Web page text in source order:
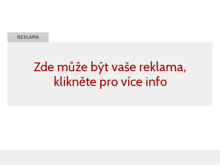
REKLAMA
Zde může být vaše reklama,
klikněte pro více info